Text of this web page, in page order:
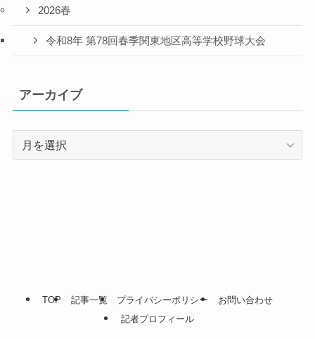
2026春
令和8年 第78回春季関東地区高等学校野球大会
アーカイブ
TOP 記事一覧 プライバシーポリシー
お問い合わせ
記者プロフィール